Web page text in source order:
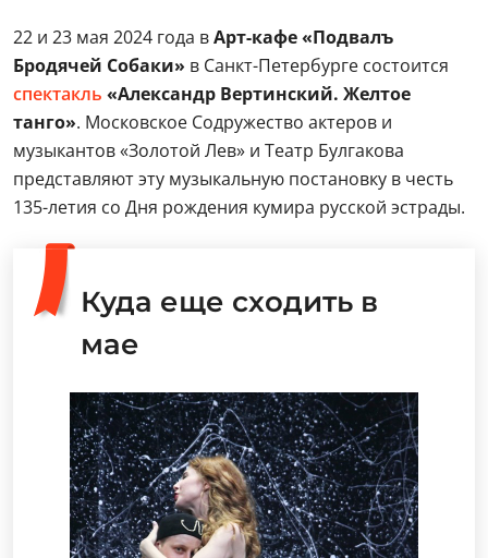
22 и 23 мая 2024 года вАрт-кафе «Подвалъ
Бродячей Собаки» в Санкт-Петербурге состоится
спектакль «Александр Вертинский. Желтое
танго». Московское Содружество актеров и
музыкантов «Золотой Лев» и Театр Булгакова
представляют эту музыкальную постановку в честь
135-летия со Дня рождения кумира русской эстрады.
Куда еще сходить в
мае